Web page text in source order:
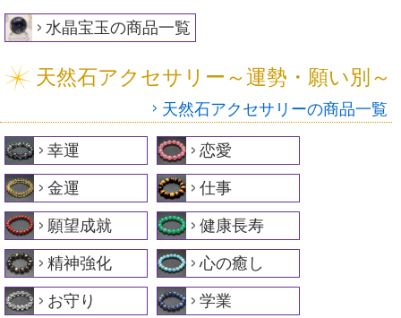
水晶宝玉の商品一覧
天然石アクセサリー～運勢・願い別～
天然石アクセサリーの商品一覧
幸運 恋愛
金運 仕事
願望成就 健康長寿
精神強化 心の癒し
お守り 学業